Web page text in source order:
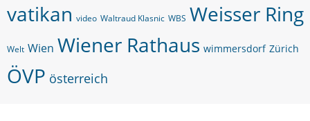
vatikan video Waltraud Klasnic WBS Weisser Ring
Welt Wien Wiener Rathaus wimmersdorf Zürich
ÖVP österreich